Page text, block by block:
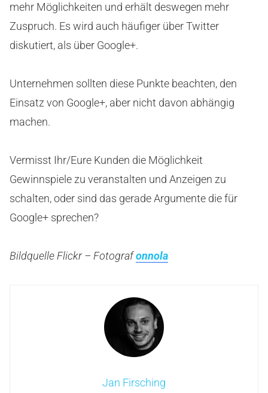
mehr Möglichkeiten und erhält deswegen mehr
Zuspruch. Es wird auch häufiger über Twitter
diskutiert, als über Google+.
Unternehmen sollten diese Punkte beachten, den
Einsatz von Google+, aber nicht davon abhängig
machen.
Vermisst Ihr/Eure Kunden die Möglichkeit
Gewinnspiele zu veranstalten und Anzeigen zu
schalten, oder sind das gerade Argumente die für
Google+ sprechen?
Bildquelle Flickr – Fotografonnola
Jan Firsching